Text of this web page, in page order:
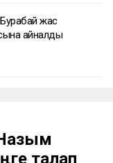
жас
айналды
талап